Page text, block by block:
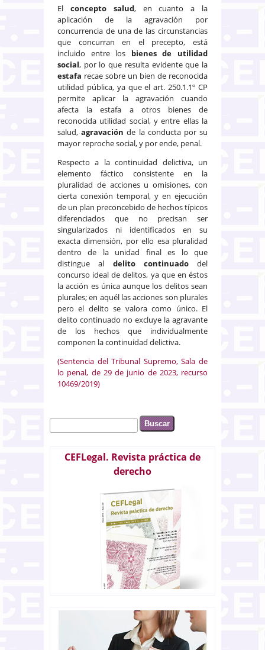
El concepto salud, en cuanto a la
aplicación de la agravación por
concurrencia de una de las circunstancias
que concurran en el precepto, está
incluido entre los bienes de utilidad
social, por lo que resulta evidente que la
estafa recae sobre un bien de reconocida
utilidad pública, ya que el art. 250.1.1º CP
permite aplicar la agravación cuando
afecta la estafa a otros bienes de
reconocida utilidad social, y entre ellas la
salud,agravación de la conducta por su
mayor reproche social, y por ende, penal.
Respecto a la continuidad delictiva, un
elemento fáctico consistente en la
pluralidad de acciones u omisiones, con
cierta conexión temporal, y en ejecución
de un plan preconcebido de hechos típicos
diferenciados que no precisan ser
singularizados ni identificados en su
exacta dimensión, por ello esa pluralidad
dentro de la unidad final es lo que
distingue al delito continuado del
concurso ideal de delitos, ya que en éstos
la acción es única aunque los delitos sean
plurales; en aquél las acciones son plurales
pero el delito se valora como único. El
delito continuado no excluye la agravante
de los hechos que individualmente
componen la continuidad delictiva.
(Sentencia del Tribunal Supremo, Sala de
lo penal, de 29 de junio de 2023, recurso
10469/2019)
Formulario de búsqueda
Buscar
CEFLegal. Revista práctica de
derecho